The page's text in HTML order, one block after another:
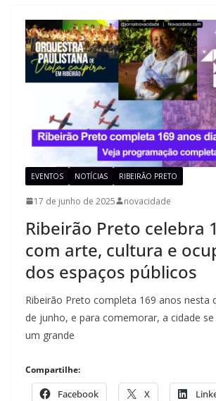
EVENTOS NOTÍCIAS RIBEIRÃO PRETO
17 de junho de 2025 novacidade
Ribeirão Preto celebra
com arte, cultura e
dos espaços públicos
Ribeirão Preto completa 169 anos nesta
de junho, e para comemorar, a cidade
um grande
Compartilhe:
Facebook X